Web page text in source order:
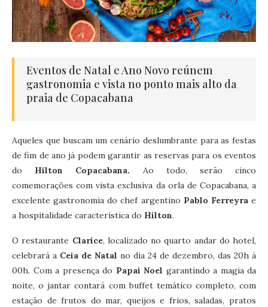
Eventos de Natal e Ano Novo reúnem
gastronomia e vista no ponto mais alto da
praia de Copacabana
Aqueles que buscam um cenário deslumbrante para as festas
de fim de ano já podem garantir as reservas para os eventos
do Hilton Copacabana. Ao todo, serão cinco
comemorações com vista exclusiva da orla de Copacabana, a
excelente gastronomia do chef argentino Pablo Ferreyrae
a hospitalidade característica do Hilton.
O restaurante Clarice, localizado no quarto andar do hotel,
celebrará a Ceia de Natal no dia 24 de dezembro, das 20h à
00h. Com a presença do Papai Noel garantindo a magia da
noite, o jantar contará com buffet temático completo, com
estação de frutos do mar, queijos e frios, saladas, pratos